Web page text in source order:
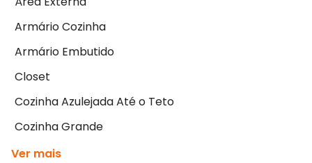
Armário Cozinha
Armário Embutido
Closet
Cozinha Azulejada Até o Teto
Cozinha Grande
Ver mais